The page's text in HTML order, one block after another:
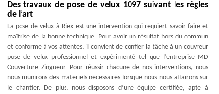
Des travaux de pose de velux 1097 suivant les règles
de l’art
La pose de velux à Riex est une intervention qui requiert savoir-faire et
maîtrise de la bonne technique. Pour avoir un résultat hors du commun
et conforme à vos attentes, il convient de confier la tâche à un couvreur
pose de velux professionnel et expérimenté tel que l’entreprise MD
Couverture Zingueur. Pour réussir chacune de nos interventions, nous
nous munirons des matériels nécessaires lorsque nous nous affairons sur
le chantier. De plus, nous disposons d’une équipe certifiée, apte à